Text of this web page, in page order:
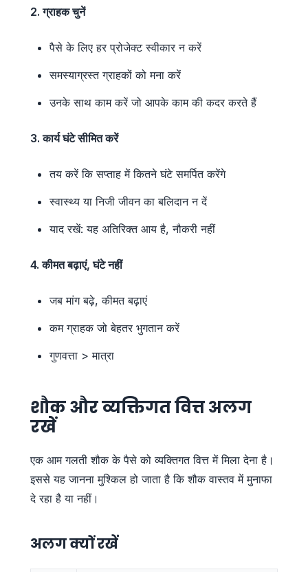
2. ग्राहक चुनें
पैसे के लिए हर प्रोजेक्ट स्वीकार न करें
समस्याग्रस्त ग्राहकों को मना करें
उनके साथ काम करें जो आपके काम की कदर करते हैं
3. कार्य घंटे सीमित करें
तय करें कि सप्ताह में कितने घंटे समर्पित करेंगे
स्वास्थ्य या निजी जीवन का बलिदान न दें
याद रखें: यह अतिरिक्त आय है, नौकरी नहीं
4. कीमत बढ़ाएं, घंटे नहीं
जब मांग बढ़े, कीमत बढ़ाएं
कम ग्राहक जो बेहतर भुगतान करें
गुणवत्ता > मात्रा
शौक और व्यक्तिगत वित्त अलग
रखें
एक आम गलती शौक के पैसे को व्यक्तिगत वित्त में मिला देना है।
इससे यह जानना मुश्किल हो जाता है कि शौक वास्तव में मुनाफा
दे रहा है या नहीं।
अलग क्यों रखें